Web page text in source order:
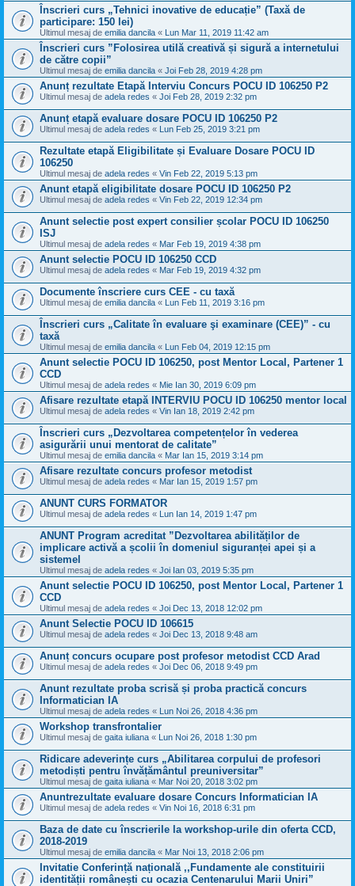
Înscrieri curs „Tehnici inovative de educație” (Taxă de
participare: 150 lei)
Ultimul mesaj de emilia dancila « Lun Mar 11, 2019 11:42 am
Înscrieri curs ”Folosirea utilă creativă și sigură a internetului
de către copii”
Ultimul mesaj de emilia dancila « Joi Feb 28, 2019 4:28 pm
Anunț rezultate Etapă Interviu Concurs POCU ID 106250 P2
Ultimul mesaj de adela redes « Joi Feb 28, 2019 2:32 pm
Anunț etapă evaluare dosare POCU ID 106250 P2
Ultimul mesaj de adela redes « Lun Feb 25, 2019 3:21 pm
Rezultate etapă Eligibilitate și Evaluare Dosare POCU ID
106250
Ultimul mesaj de adela redes « Vin Feb 22, 2019 5:13 pm
Anunt etapă eligibilitate dosare POCU ID 106250 P2
Ultimul mesaj de adela redes « Vin Feb 22, 2019 12:34 pm
Anunt selectie post expert consilier școlar POCU ID 106250
ISJ
Ultimul mesaj de adela redes « Mar Feb 19, 2019 4:38 pm
Anunt selectie POCU ID 106250 CCD
Ultimul mesaj de adela redes « Mar Feb 19, 2019 4:32 pm
Documente înscriere curs CEE - cu taxă
Ultimul mesaj de emilia dancila « Lun Feb 11, 2019 3:16 pm
Înscrieri curs „Calitate în evaluare şi examinare (CEE)” - cu
taxă
Ultimul mesaj de emilia dancila « Lun Feb 04, 2019 12:15 pm
Anunt selectie POCU ID 106250, post Mentor Local, Partener 1
CCD
Ultimul mesaj de adela redes « Mie Ian 30, 2019 6:09 pm
Afisare rezultate etapă INTERVIU POCU ID 106250 mentor local
Ultimul mesaj de adela redes « Vin Ian 18, 2019 2:42 pm
Înscrieri curs „Dezvoltarea competențelor în vederea
asigurării unui mentorat de calitate”
Ultimul mesaj de emilia dancila « Mar Ian 15, 2019 3:14 pm
Afisare rezultate concurs profesor metodist
Ultimul mesaj de adela redes « Mar Ian 15, 2019 1:57 pm
ANUNT CURS FORMATOR
Ultimul mesaj de adela redes « Lun Ian 14, 2019 1:47 pm
ANUNT Program acreditat ”Dezvoltarea abilităților de
implicare activă a școlii în domeniul siguranței apei și a
sistemel
Ultimul mesaj de adela redes « Joi Ian 03, 2019 5:35 pm
Anunt selectie POCU ID 106250, post Mentor Local, Partener 1
CCD
Ultimul mesaj de adela redes « Joi Dec 13, 2018 12:02 pm
Anunt Selectie POCU ID 106615
Ultimul mesaj de adela redes « Joi Dec 13, 2018 9:48 am
Anunț concurs ocupare post profesor metodist CCD Arad
Ultimul mesaj de adela redes « Joi Dec 06, 2018 9:49 pm
Anunt rezultate proba scrisă și proba practică concurs
Informatician IA
Ultimul mesaj de adela redes « Lun Noi 26, 2018 4:36 pm
Workshop transfrontalier
Ultimul mesaj de gaita iuliana « Lun Noi 26, 2018 1:30 pm
Ridicare adeverințe curs „Abilitarea corpului de profesori
metodiști pentru învățământul preuniversitar”
Ultimul mesaj de gaita iuliana « Mar Noi 20, 2018 3:02 pm
Anuntrezultate evaluare dosare Concurs Informatician IA
Ultimul mesaj de adela redes « Vin Noi 16, 2018 6:31 pm
Baza de date cu înscrierile la workshop-urile din oferta CCD,
2018-2019
Ultimul mesaj de emilia dancila « Mar Noi 13, 2018 2:06 pm
Invitatie Conferință națională ,,Fundamente ale constituirii
identității românești cu ocazia Centenarului Marii Uniri”